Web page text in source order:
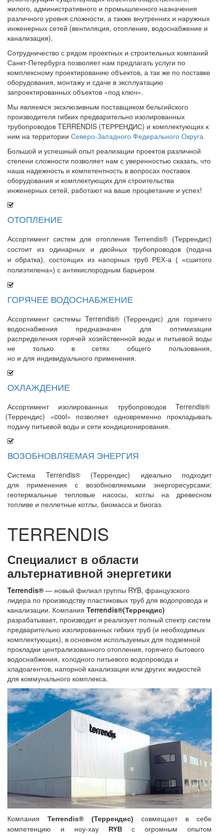
жилого, административного и промышленного назначения
различного уровня сложности, а также внутренних и наружных
инженерных сетей (вентиляция, отопление, водоснабжение и
канализация).
Сотрудничество с рядом проектных и строительных компаний
Санкт-Петербурга позволяет нам предлагать услуги по
комплексному проектированию объектов, а так же по поставке
оборудования, монтажу и сдаче в эксплуатацию
запроектированных объектов «под ключ».
Мы являемся эксклюзивным поставщиком бельгийского
производителя гибких предварительно изолированных
трубопроводов TERRENDIS (ТЕРРЕНДИС) и комплектующих к
ним на территории Северо-Западного Федерального Округа.
Большой и успешный опыт реализации проектов различной
степени сложности позволяет нам с уверенностью сказать, что
наша надежность и компетентность в вопросах поставок
оборудования и комплектующих для строительства
инженерных сетей, работают на ваше процветание и успех!
ОТОПЛЕНИЕ
Ассортимент систем для отопления Terrendis® (Террендис)
состоит из одинарных и двойных трубопроводов
(подача
и обратка), состоящих из напорных труб PEХ-a
( «сшитого
полиэтилена») с антикислородным барьером.
ГОРЯЧЕЕ ВОДОСНАБЖЕНИЕ
Ассортимент системы Terrendis® (Террендис) для горячего
водоснабжения предназначен для оптимизации
распределения горячей хозяйственной воды и питьевой воды
не только в сетях общего пользования,
но и для индивидуального применения.
ОХЛАЖДЕНИЕ
Ассортимент изолированных трубопроводов Terrendis®
(Террендис) «cool» позволяет одновременно прокладывать
подачу питьевой воды и сети кондиционирования.
ВОЗОБНОВЛЯЕМАЯ ЭНЕРГИЯ
Система Terrendis® (Террендис) идеально подходит
для применения с возобновляемыми энергоресурсами:
геотермальные тепловые насосы, котлы на древесном
топливе и пеллетные котлы, биомасса и биогаз.
TERRENDIS
Специалист в области
альтернативной энергетики
Terrendis® — новый филиал группы RYB, французского
лидера по производству пластиковых труб для водопровода и
канализации. Компания Terrendis®(Террендис)
разрабатывает, производит и реализует полный спектр систем
предварительно изолированных гибких труб (и необходимых
комплектующих), в основном используемых для подземной
прокладки централизованного отопления, горячего бытового
водоснабжения, холодного питьевого водопровода и
хладоагентов, напорной канализации или других жидкостей
для коммунального комплекса.
Компания Terrendis® (Террендис) совмещает в себе
компетенцию и ноу-хау RYBс огромным опытом